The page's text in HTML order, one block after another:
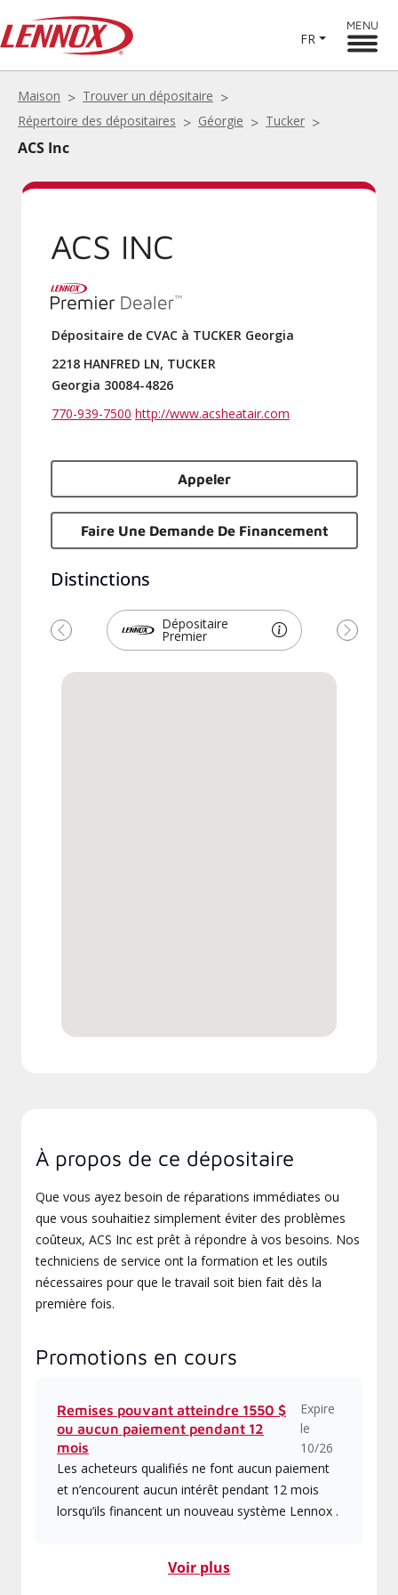
FR
MENU
Maison
Trouver un dépositaire
Répertoire des dépositaires
Géorgie Tucker
ACS Inc
ACS INC
Dépositaire de CVAC à TUCKER Georgia
2218 HANFRED LN, TUCKER
Georgia 30084-4826
770-939-7500 http://www.acsheatair.com
Appeler
Faire Une Demande De Financement
Distinctions
Dépositaire
Premier
Précédent Suivant
À propos de ce dépositaire
Que vous ayez besoin de réparations immédiates ou
que vous souhaitiez simplement éviter des problèmes
coûteux, ACS Inc est prêt à répondre à vos besoins. Nos
techniciens de service ont la formation et les outils
nécessaires pour que le travail soit bien fait dès la
première fois.
Promotions en cours
Remises pouvant atteindre 1550 $
ou aucun paiement pendant 12
mois
Expire
le
10/26
Les acheteurs qualifiés ne font aucun paiement
et n’encourent aucun intérêt pendant 12 mois
lorsqu’ils financent un nouveau système Lennox .
Voir plus